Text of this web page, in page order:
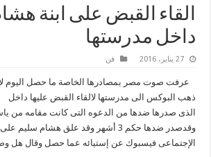
القاء القبض على ابنة
داخل مدرستها
27 يناير، 2016 فن
عرفت صوت مصر بمصادرها الخاصة ما حصل اليوم
ذهب البوكس الى مدرستها لالقاء القبض عليها داخل
الذى صدرها ضدها من الدعوه التى كانت مقامه من
وقدصدر ضدها حكم 3 أشهر وقد علق هشام
الإجتماعى فيسبوك عن إستيائه عما حصل وقال هل